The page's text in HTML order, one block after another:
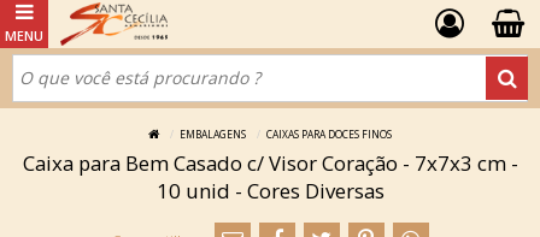
EMBALAGENS CAIXAS PARA DOCES FINOS
Caixa para Bem Casado c/ Visor Coração - 7x7x3 cm -
10 unid - Cores Diversas